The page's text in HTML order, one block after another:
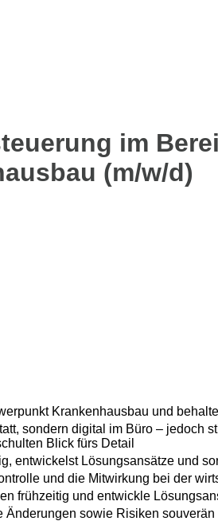
im
(m/w/d)
Krankenhausbau und
sondern digital im Büro – jedoch
Blick fürs Detail
entwickelst Lösungsansätze und
und die Mitwirkung bei der
frühzeitig und entwickle
sowie Risiken souverän